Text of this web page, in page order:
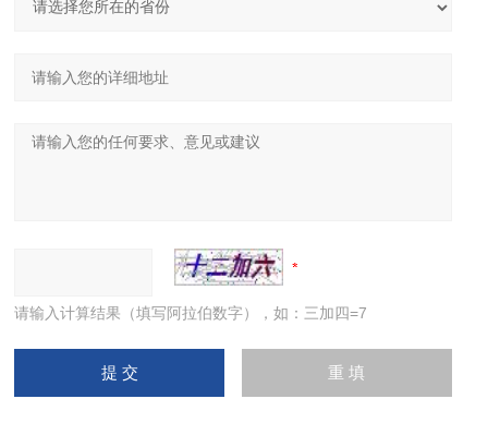
请输入计算结果（填写阿拉伯数字），如：三加四=7